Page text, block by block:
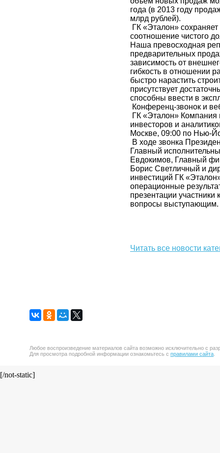
года (в 2013 году
млрд рублей).
ГК «Эталон»
соотношение чистого
Наша превосходная
предварительных
зависимость от
гибкость в отношении
быстро нарастить
присутствует
способны ввести в
Конференц-звонок и
ГК «Эталон» Компания
инвесторов и
Москве, 09:00 по
В ходе звонка
Главный
Евдокимов, Главный
Борис Светличный и
инвестиций ГК
операционные
презентации участники
вопросы выступающим.
Читать все новости
Любое воспроизведение материалов сайта возможно исключительно с
Для просмотра подробной информации ознакомьтесь с правилами сайта
[/not-static]